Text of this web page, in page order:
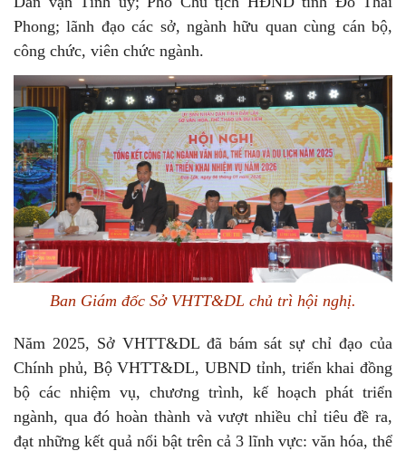
Phong; lãnh đạo các sở, ngành hữu quan cùng cán bộ,
công chức, viên chức ngành.
Ban Giám đốc Sở VHTT&DL chủ trì hội nghị.
Năm 2025, Sở VHTT&DL đã bám sát sự chỉ đạo của
Chính phủ, Bộ VHTT&DL, UBND tỉnh, triển khai đồng
bộ các nhiệm vụ, chương trình, kế hoạch phát triển
ngành, qua đó hoàn thành và vượt nhiều chỉ tiêu đề ra,
đạt những kết quả nổi bật trên cả 3 lĩnh vực: văn hóa, thể